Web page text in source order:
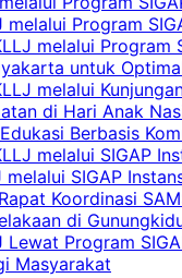
Program
melalui Program
untuk
melalui
di Hari Anak
Berbasis
melalui SIGAP
SIGAP
Koordinasi
di
Program
Masyarakat